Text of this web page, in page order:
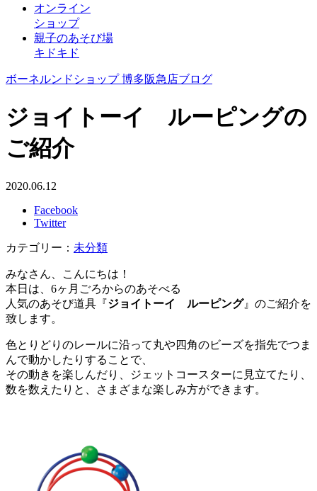
オンライン
ショップ
親子のあそび場
キドキド
ボーネルンドショップ 博多阪急店ブログ
ジョイトーイ ルーピングの
ご紹介
2020.06.12
Facebook
Twitter
カテゴリー： 未分類
みなさん、こんにちは！
本日は、6ヶ月ごろからのあそべる
人気のあそび道具『ジョイトーイ ルーピング』のご紹介を
致します。
色とりどりのレールに沿って丸や四角のビーズを指先でつま
んで動かしたりすることで、
その動きを楽しんだり、ジェットコースターに見立てたり、
数を数えたりと、さまざまな楽しみ方ができます。